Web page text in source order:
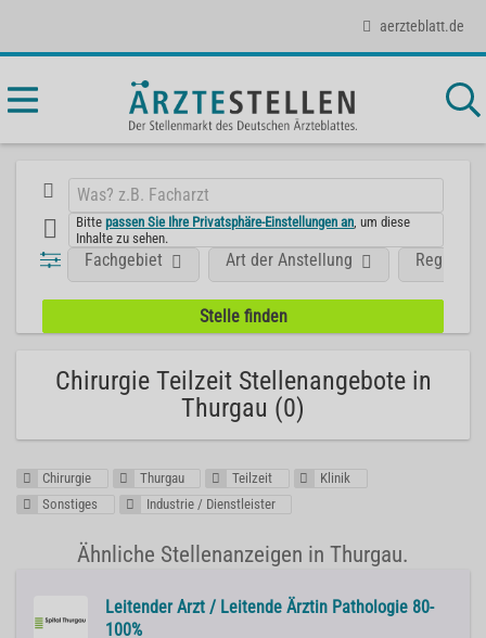
aerzteblatt.de
Bittepassen Sie Ihre Privatsphäre-Einstellungen an , um diese
Inhalte zu sehen.
Fachgebiet Art der Anstellung Region
Chirurgie Teilzeit Stellenangebote in
Thurgau (0)
Chirurgie Thurgau Teilzeit
Klinik
Sonstiges
Industrie / Dienstleister
Ähnliche Stellenanzeigen in Thurgau.
Leitender Arzt / Leitende Ärztin Pathologie 80-
100%